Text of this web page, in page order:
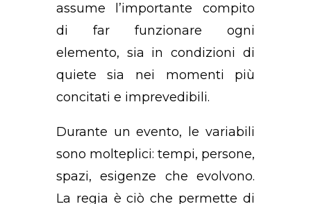
assume l’importante compito
di far funzionare ogni
elemento, sia in condizioni di
quiete sia nei momenti più
concitati e imprevedibili.
Durante un evento, le variabili
sono molteplici: tempi, persone,
spazi, esigenze che evolvono.
La regia è ciò che permette di